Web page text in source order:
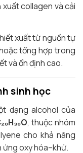
collagen và cải
xuất từ nguồn tự
tổng hợp trong
và ổn định cao.
sinh học
dạng alcohol của
, thuộc nhóm
cho khả năng
ứng oxy hóa–khử.